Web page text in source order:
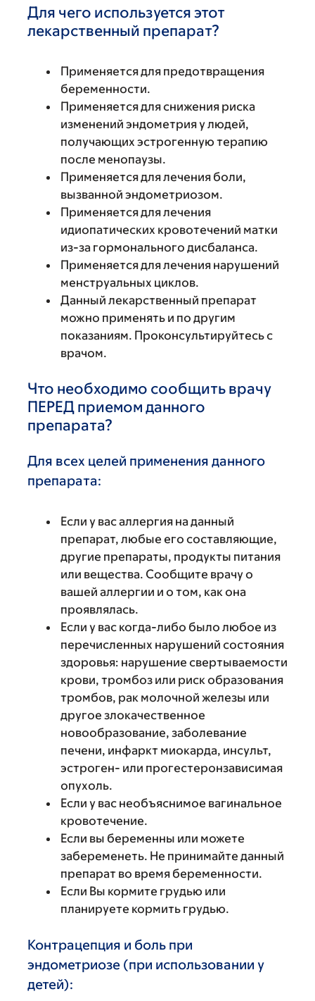
Для чего используется этот
лекарственный препарат?
Применяется для предотвращения
беременности.
Применяется для снижения риска
изменений эндометрия у людей,
получающих эстрогенную терапию
после менопаузы.
Применяется для лечения боли,
вызванной эндометриозом.
Применяется для лечения
идиопатических кровотечений матки
из-за гормонального дисбаланса.
Применяется для лечения нарушений
менструальных циклов.
Данный лекарственный препарат
можно применять и по другим
показаниям. Проконсультируйтесь с
врачом.
Что необходимо сообщить врачу
ПЕРЕД приемом данного
препарата?
Для всех целей применения данного
препарата:
Если у вас аллергия на данный
препарат, любые его составляющие,
другие препараты, продукты питания
или вещества. Сообщите врачу о
вашей аллергии и о том, как она
проявлялась.
Если у вас когда-либо было любое из
перечисленных нарушений состояния
здоровья: нарушение свертываемости
крови, тромбоз или риск образования
тромбов, рак молочной железы или
другое злокачественное
новообразование, заболевание
печени, инфаркт миокарда, инсульт,
эстроген- или прогестеронзависимая
опухоль.
Если у вас необъяснимое вагинальное
кровотечение.
Если вы беременны или можете
забеременеть. Не принимайте данный
препарат во время беременности.
Если Вы кормите грудью или
планируете кормить грудью.
Контрацепция и боль при
эндометриозе (при использовании у
детей):